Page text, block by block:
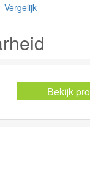
Vergelijk
Bekijk